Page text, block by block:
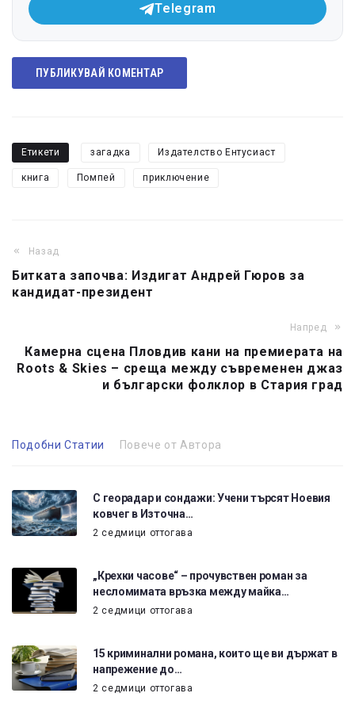
Telegram
ПУБЛИКУВАЙ КОМЕНТАР
Етикети загадка Издателство Ентусиаст
книга Помпей приключение
Назад
Битката започва: Издигат Андрей Гюров за
кандидат-президент
Напред
Камерна сцена Пловдив кани на премиерата на
Roots & Skies – среща между съвременен джаз
и български фолклор в Стария град
Подобни Статии Повече от Автора
С георадар и сондажи: Учени търсят Ноевия
ковчег в Източна…
2 седмици оттогава
„Крехки часове“ – прочувствен роман за
несломимата връзка между майка…
2 седмици оттогава
15 криминални романа, които ще ви държат в
напрежение до…
2 седмици оттогава